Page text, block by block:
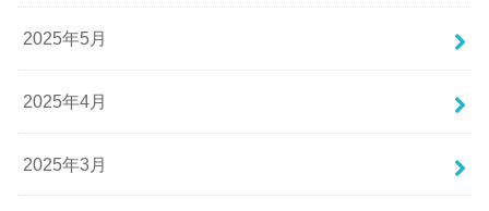
2025年5月
2025年4月
2025年3月